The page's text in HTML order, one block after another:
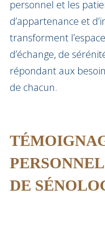
personnel et les
d’appartenance et
transforment
d’échange, de
répondant aux
de chacun.
DE